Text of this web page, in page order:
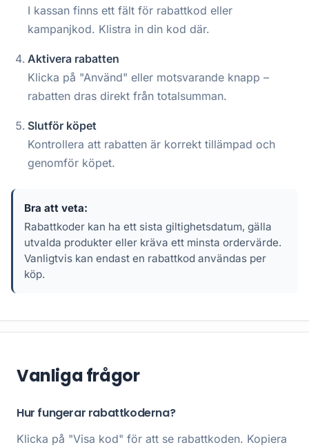
I kassan finns ett fält för rabattkod eller
kampanjkod. Klistra in din kod där.
Aktivera rabatten
Klicka på "Använd" eller motsvarande knapp –
rabatten dras direkt från totalsumman.
Slutför köpet
Kontrollera att rabatten är korrekt tillämpad och
genomför köpet.
Bra att veta:
Rabattkoder kan ha ett sista giltighetsdatum, gälla
utvalda produkter eller kräva ett minsta ordervärde.
Vanligtvis kan endast en rabattkod användas per
köp.
Vanliga frågor
Hur fungerar rabattkoderna?
Klicka på "Visa kod" för att se rabattkoden. Kopiera